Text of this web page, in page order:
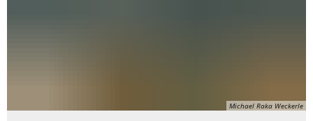
Michael Raka Weckerle